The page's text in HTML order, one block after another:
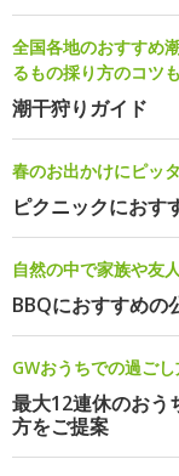
全国各地のおすすめ
るもの採り方のコツも
潮干狩りガイド
春のお出かけにピッ
ピクニックにおす
自然の中で家族や友
BBQにおすすめの
GWおうちでの過ご
最大12連休のおう
方をご提案